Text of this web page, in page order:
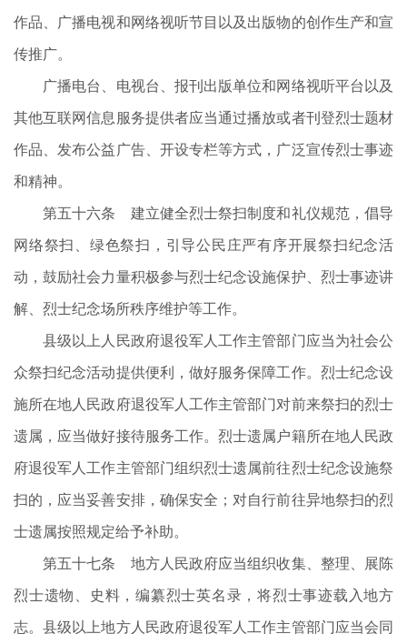
作品、广播电视和网络视听节目以及出版物的创作生产和宣
传推广。
广播电台、电视台、报刊出版单位和网络视听平台以及
其他互联网信息服务提供者应当通过播放或者刊登烈士题材
作品、发布公益广告、开设专栏等方式，广泛宣传烈士事迹
和精神。
第五十六条 建立健全烈士祭扫制度和礼仪规范，倡导
网络祭扫、绿色祭扫，引导公民庄严有序开展祭扫纪念活
动，鼓励社会力量积极参与烈士纪念设施保护、烈士事迹讲
解、烈士纪念场所秩序维护等工作。
县级以上人民政府退役军人工作主管部门应当为社会公
众祭扫纪念活动提供便利，做好服务保障工作。烈士纪念设
施所在地人民政府退役军人工作主管部门对前来祭扫的烈士
遗属，应当做好接待服务工作。烈士遗属户籍所在地人民政
府退役军人工作主管部门组织烈士遗属前往烈士纪念设施祭
扫的，应当妥善安排，确保安全；对自行前往异地祭扫的烈
士遗属按照规定给予补助。
第五十七条 地方人民政府应当组织收集、整理、展陈
烈士遗物、史料，编纂烈士英名录，将烈士事迹载入地方
志。县级以上地方人民政府退役军人工作主管部门应当会同